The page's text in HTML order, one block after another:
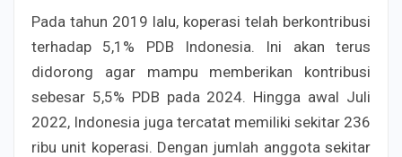
Pada tahun 2019 lalu, koperasi telah berkontribusi
terhadap 5,1% PDB Indonesia. Ini akan terus
didorong agar mampu memberikan kontribusi
sebesar 5,5% PDB pada 2024. Hingga awal Juli
2022, Indonesia juga tercatat memiliki sekitar 236
ribu unit koperasi. Dengan jumlah anggota sekitar